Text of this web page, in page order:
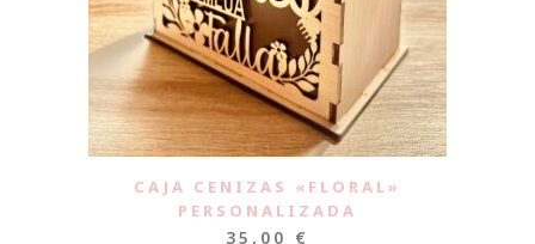
CAJA CENIZAS «FLORAL»
PERSONALIZADA
35,00 €